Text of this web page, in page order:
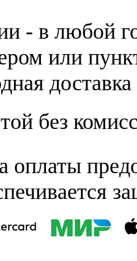
- в любой
или
без
оплаты